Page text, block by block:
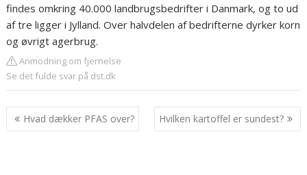
findes omkring 40.000 landbrugsbedrifter i Danmark, og to ud
af tre ligger i Jylland. Over halvdelen af bedrifterne dyrker korn
og øvrigt agerbrug.
Anmodning om fjernelse
Se det fulde svar på dst.dk
Indlægsnavigation
Hvad dækker PFAS over? Hvilken kartoffel er sundest?